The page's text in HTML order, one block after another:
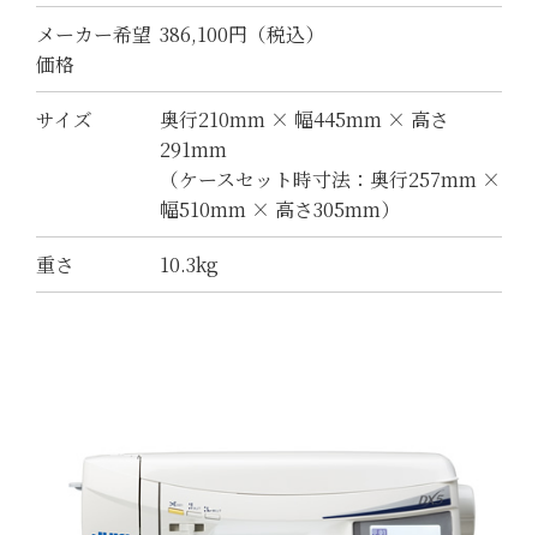
メーカー希望
価格
386,100円（税込）
サイズ
奥行210mm × 幅445mm × 高さ
291mm
（ケースセット時寸法：奥行257mm ×
幅510mm × 高さ305mm）
重さ
10.3kg